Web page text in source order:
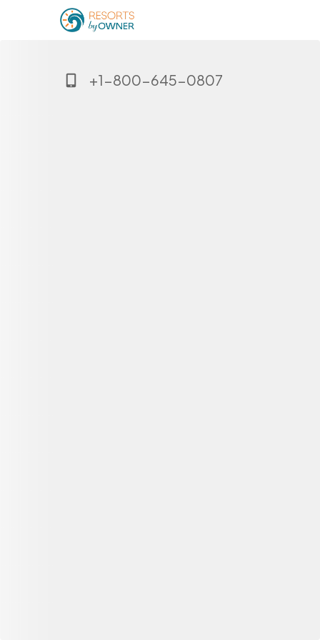
+1-800-645-0807